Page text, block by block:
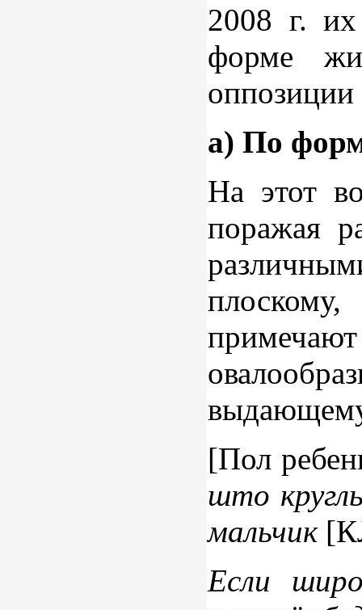
2008 г.
форме
оппозиции
а) По
На этот
поражая
[Пол
што
мальчик
Если